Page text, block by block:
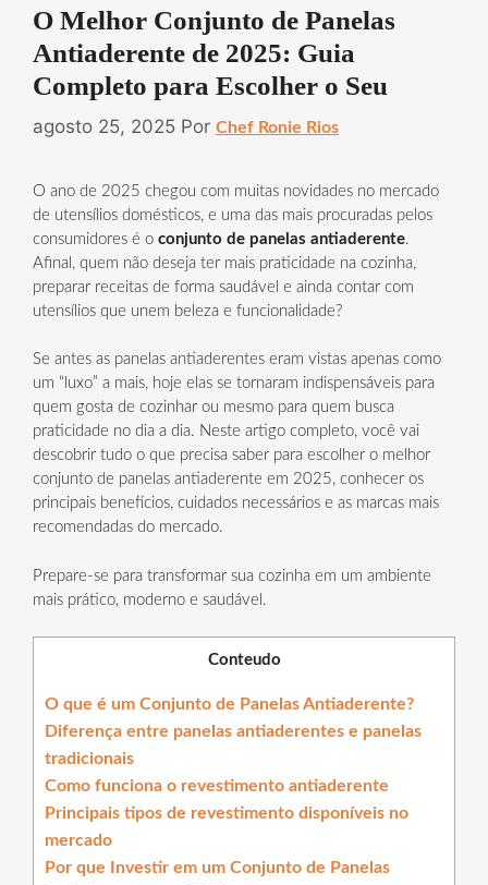
O Melhor Conjunto de Panelas
Antiaderente de 2025: Guia
Completo para Escolher o Seu
agosto 25, 2025 Por Chef Ronie Rios
O ano de 2025 chegou com muitas novidades no mercado
de utensílios domésticos, e uma das mais procuradas pelos
consumidores é o conjunto de panelas antiaderente.
Afinal, quem não deseja ter mais praticidade na cozinha,
preparar receitas de forma saudável e ainda contar com
utensílios que unem beleza e funcionalidade?
Se antes as panelas antiaderentes eram vistas apenas como
um “luxo” a mais, hoje elas se tornaram indispensáveis para
quem gosta de cozinhar ou mesmo para quem busca
praticidade no dia a dia. Neste artigo completo, você vai
descobrir tudo o que precisa saber para escolher o melhor
conjunto de panelas antiaderente em 2025, conhecer os
principais benefícios, cuidados necessários e as marcas mais
recomendadas do mercado.
Prepare-se para transformar sua cozinha em um ambiente
mais prático, moderno e saudável.
Conteudo
O que é um Conjunto de Panelas Antiaderente?
Diferença entre panelas antiaderentes e panelas
tradicionais
Como funciona o revestimento antiaderente
Principais tipos de revestimento disponíveis no
mercado
Por que Investir em um Conjunto de Panelas